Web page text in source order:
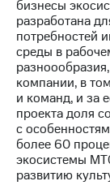
Рынок
акций
выкупа
акций
Рынок
бизнесы
разработана
потребностей
среды в
компании, в
и команд, и за
проекта доля
с
более 60
экосистемы
развитию